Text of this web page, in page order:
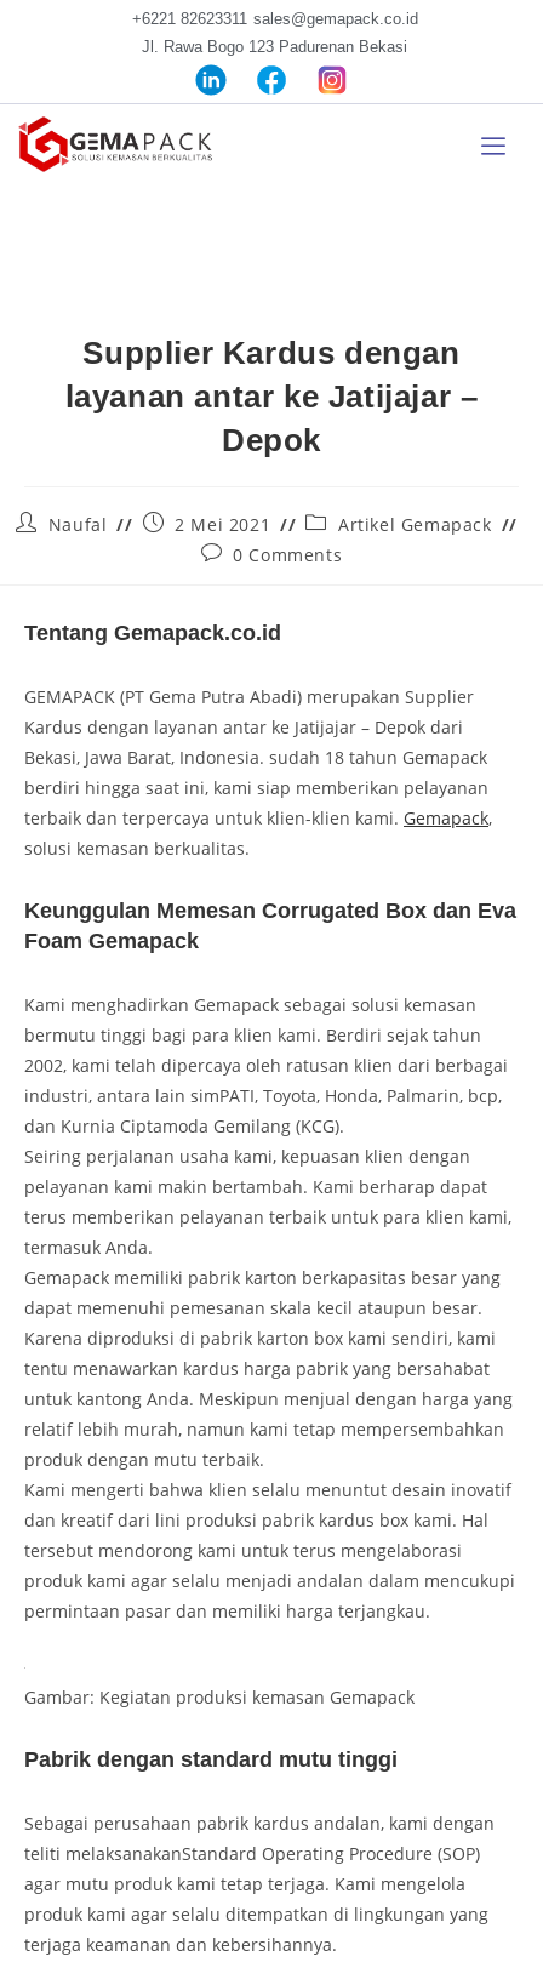
+6221 82623311 sales@gemapack.co.id
Jl. Rawa Bogo 123 Padurenan Bekasi
Supplier Kardus dengan
layanan antar ke Jatijajar –
Depok
Naufal 2 Mei 2021
Artikel Gemapack
0 Comments
Tentang Gemapack.co.id
GEMAPACK (PT Gema Putra Abadi) merupakan Supplier
Kardus dengan layanan antar ke Jatijajar – Depok dari
Bekasi, Jawa Barat, Indonesia. sudah 18 tahun Gemapack
berdiri hingga saat ini, kami siap memberikan pelayanan
terbaik dan terpercaya untuk klien-klien kami. Gemapack,
solusi kemasan berkualitas.
Keunggulan Memesan Corrugated Box dan Eva
Foam Gemapack
Kami menghadirkan Gemapack sebagai solusi kemasan
bermutu tinggi bagi para klien kami. Berdiri sejak tahun
2002, kami telah dipercaya oleh ratusan klien dari berbagai
industri, antara lain simPATI, Toyota, Honda, Palmarin, bcp,
dan Kurnia Ciptamoda Gemilang (KCG).
Seiring perjalanan usaha kami, kepuasan klien dengan
pelayanan kami makin bertambah. Kami berharap dapat
terus memberikan pelayanan terbaik untuk para klien kami,
termasuk Anda.
Gemapack memiliki pabrik karton berkapasitas besar yang
dapat memenuhi pemesanan skala kecil ataupun besar.
Karena diproduksi di pabrik karton box kami sendiri, kami
tentu menawarkan kardus harga pabrik yang bersahabat
untuk kantong Anda. Meskipun menjual dengan harga yang
relatif lebih murah, namun kami tetap mempersembahkan
produk dengan mutu terbaik.
Kami mengerti bahwa klien selalu menuntut desain inovatif
dan kreatif dari lini produksi pabrik kardus box kami. Hal
tersebut mendorong kami untuk terus mengelaborasi
produk kami agar selalu menjadi andalan dalam mencukupi
permintaan pasar dan memiliki harga terjangkau.
Gambar: Kegiatan produksi kemasan Gemapack
Pabrik dengan standard mutu tinggi
Sebagai perusahaan pabrik kardus andalan, kami dengan
teliti melaksanakanStandard Operating Procedure (SOP)
agar mutu produk kami tetap terjaga. Kami mengelola
produk kami agar selalu ditempatkan di lingkungan yang
terjaga keamanan dan kebersihannya.